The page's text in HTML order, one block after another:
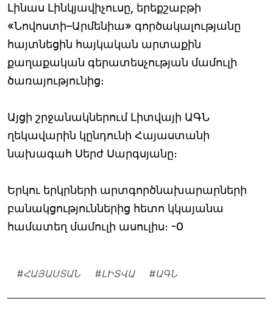
Լինաս Լինկյավիչուսը, երեքշաբթի
«Նովոստի–Արմենիա» գործակալությանը
հայտնեցին հայկական արտաքին
քաղաքական գերատեսչության մամուլի
ծառայությունից։
Այցի շրջանակներում Լիտվայի ԱԳՆ
ղեկավարին կընդունի Հայաստանի
նախագահ Սերժ Սարգսյանը։
Երկու երկրների արտգործնախարարների
բանակցություններից հետո կկայանա
համատեղ մամուլի ասուլիս։ -0
#ՀԱՅԱՍՏԱՆ #ԼԻՏՎԱ #ԱԳՆ